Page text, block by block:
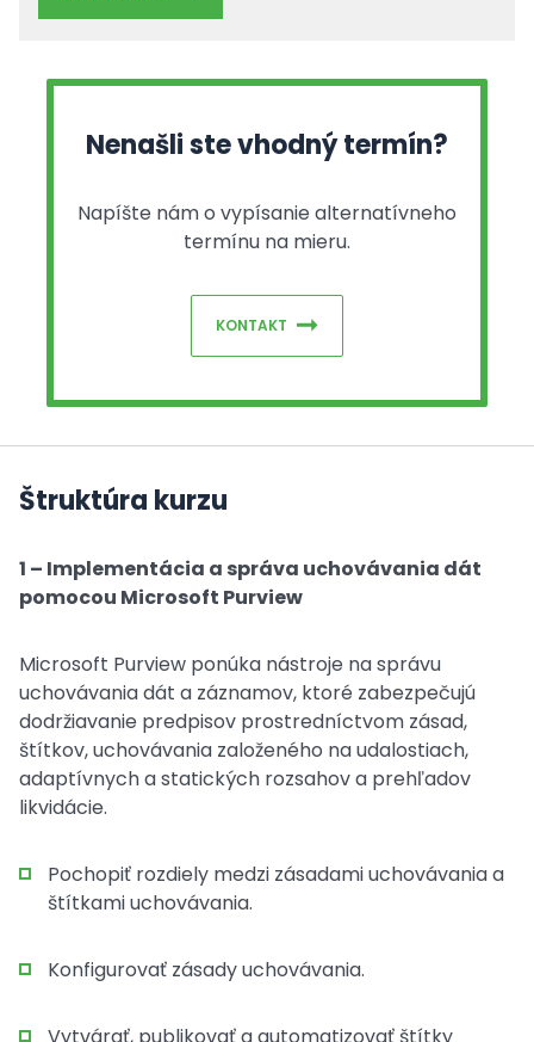
Nenašli ste vhodný termín?
Napíšte nám o vypísanie alternatívneho
termínu na mieru.
KONTAKT
Štruktúra kurzu
1 – Implementácia a správa uchovávania dát
pomocou Microsoft Purview
Microsoft Purview ponúka nástroje na správu
uchovávania dát a záznamov, ktoré zabezpečujú
dodržiavanie predpisov prostredníctvom zásad,
štítkov, uchovávania založeného na udalostiach,
adaptívnych a statických rozsahov a prehľadov
likvidácie.
Pochopiť rozdiely medzi zásadami uchovávania a
štítkami uchovávania.
Konfigurovať zásady uchovávania.